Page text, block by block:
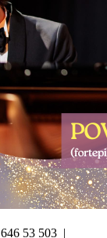
53 503 |